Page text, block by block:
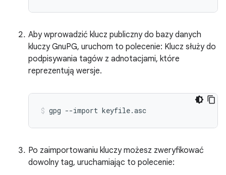
Aby wprowadzić klucz publiczny do bazy danych
kluczy GnuPG, uruchom to polecenie: Klucz służy do
podpisywania tagów z adnotacjami, które
reprezentują wersje.
gpg --import keyfile.asc
Po zaimportowaniu kluczy możesz zweryfikować
dowolny tag, uruchamiając to polecenie: